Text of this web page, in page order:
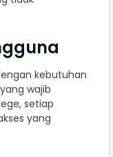
kebutuhan
wajib
setiap
yang